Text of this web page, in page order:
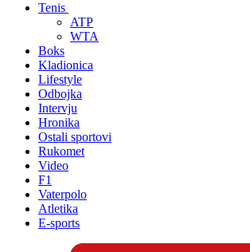
Tenis
ATP
WTA
Boks
Kladionica
Lifestyle
Odbojka
Intervju
Hronika
Ostali sportovi
Rukomet
Video
F1
Vaterpolo
Atletika
E-sports